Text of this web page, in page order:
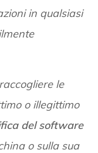
in qualsiasi
le
o illegittimo
del software
o sulla sua